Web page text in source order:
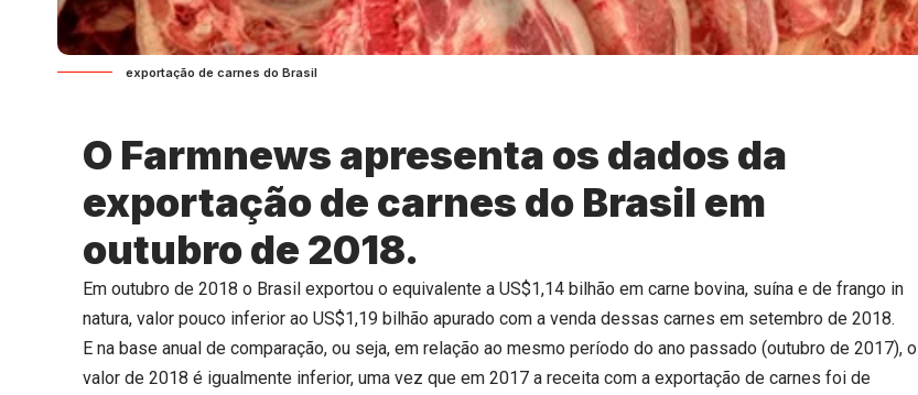
exportação de carnes do Brasil
O Farmnews apresenta os dados da
exportação de carnes do Brasil em
outubro de 2018.
Em outubro de 2018 o Brasil exportou o equivalente a US$1,14 bilhão em carne bovina, suína e de frango in
natura, valor pouco inferior ao US$1,19 bilhão apurado com a venda dessas carnes em setembro de 2018.
E na base anual de comparação, ou seja, em relação ao mesmo período do ano passado (outubro de 2017), o
valor de 2018 é igualmente inferior, uma vez que em 2017 a receita com a exportação de carnes foi de